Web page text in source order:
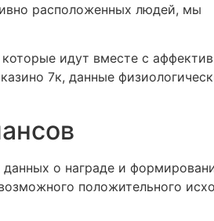
расположенных людей, мы
идут вместе с
7к, данные
о награде и
положительного